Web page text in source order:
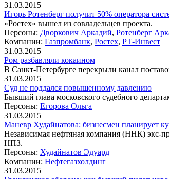
31.03.2015
Игорь Ротенберг получит 50% оператора
«Ростех» вышел из совладельцев проекта.
Персоны: Дворкович Аркадий, Ротенберг
Компании: Газпромбанк, Ростех, РТ-Инвест
31.03.2015
Ром разбавляли кокаином
В Санкт-Петербурге перекрыли канал
31.03.2015
Суд не поддался повышенному давлению
Бывший глава московского судебного
Персоны: Егорова Ольга
31.03.2015
Маневр Худайнатова: бизнесмен планирует
Независимая нефтяная компания (ННК) экс-
НПЗ.
Персоны: Худайнатов Эдуард
Компании: Нефтегазхолдинг
31.03.2015